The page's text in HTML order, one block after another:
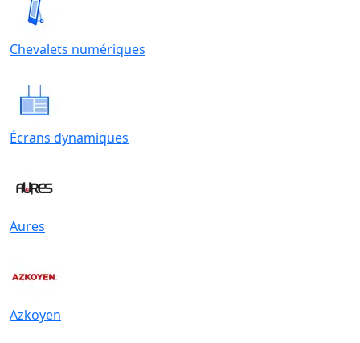
Chevalets numériques
Écrans dynamiques
Aures
Azkoyen